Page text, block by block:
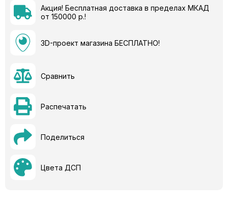
Акция! Бесплатная доставка в пределах МКАД
от 150000 р.!
3D-проект магазина БЕСПЛАТНО!
Сравнить
Распечатать
Поделиться
Цвета ДСП